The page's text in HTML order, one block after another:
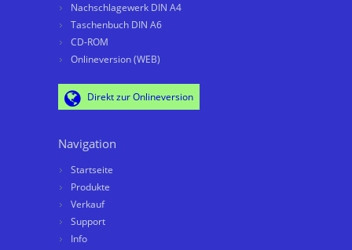
Nachschlagewerk DIN A4
Taschenbuch DIN A6
CD-ROM
Onlineversion (WEB)
Direkt zur Onlineversion
Navigation
Startseite
Produkte
Verkauf
Support
Info